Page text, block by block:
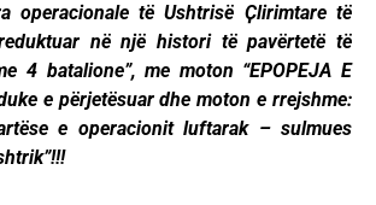
operacionale të Ushtrisë Ҫlirimtare të
në një histori të pavërtetë të
4 batalione”, me moton “EPOPEJA E
e përjetësuar dhe moton e rrejshme:
e operacionit luftarak – sulmues